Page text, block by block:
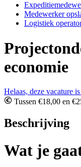
Medewerker
Logistiek
economie
Helaas, deze vacature
Tussen €18,00 en
Beschrijving
Wat je